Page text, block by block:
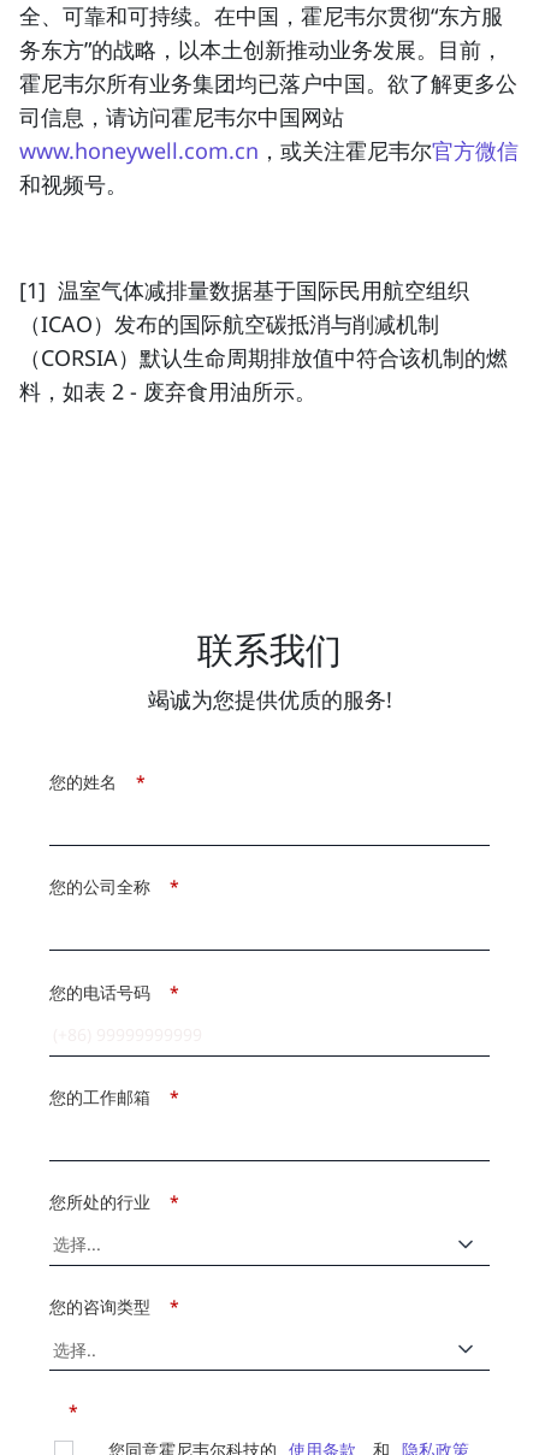
全、可靠和可持续。在中国，霍尼韦尔贯彻“东方服
务东方”的战略，以本土创新推动业务发展。目前，
霍尼韦尔所有业务集团均已落户中国。欲了解更多公
司信息，请访问霍尼韦尔中国网站
www.honeywell.com.cn ，或关注霍尼韦尔官方微信
和视频号。
[1] 温室气体减排量数据基于国际民用航空组织
（ICAO）发布的国际航空碳抵消与削减机制
（CORSIA）默认生命周期排放值中符合该机制的燃
料，如表 2 - 废弃食用油所示。
联系我们
竭诚为您提供优质的服务!
*
您的姓名
*
您的公司全称
*
您的电话号码
*
您的工作邮箱
*
您所处的行业
*
您的咨询类型
*
您同意霍尼韦尔科技的 使用条款 和 隐私政策